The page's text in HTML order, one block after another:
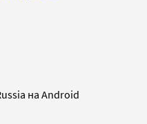
на Android